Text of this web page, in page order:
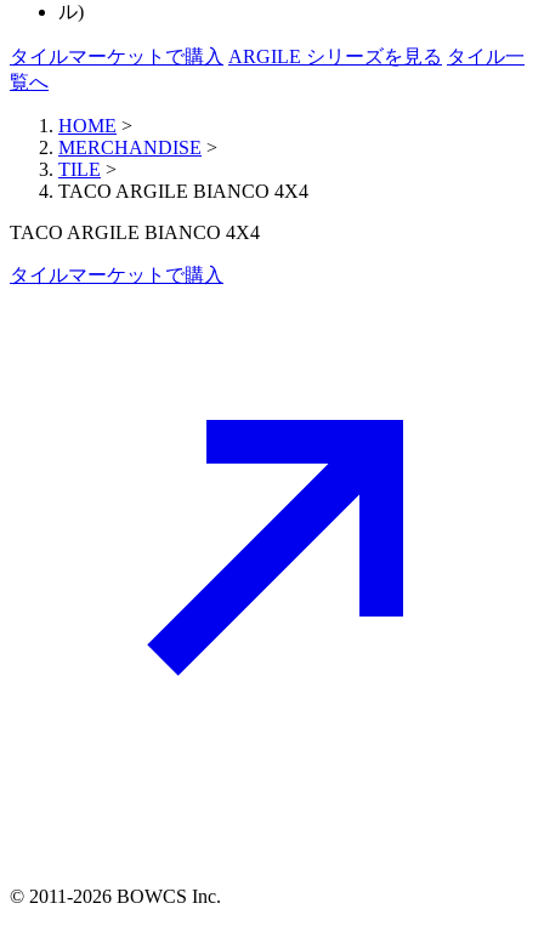
タイルマーケットで購入 ARGILE シリーズを見る タイル一
覧へ
HOME >
MERCHANDISE >
TILE >
TACO ARGILE BIANCO 4X4
TACO ARGILE BIANCO 4X4
タイルマーケットで購入
© 2011-2026 BOWCS Inc.